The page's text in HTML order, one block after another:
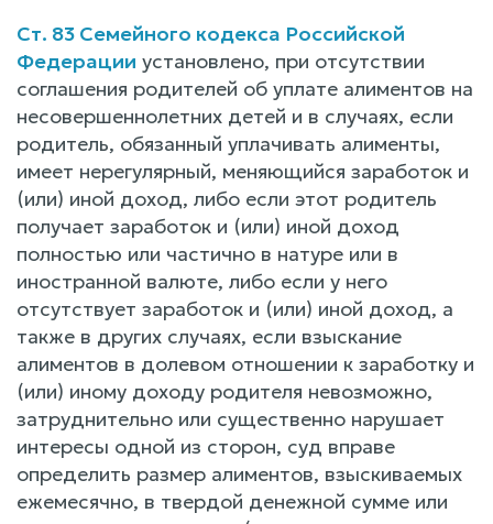
Ст. 83 Семейного кодекса Российской
Федерации установлено, при отсутствии
соглашения родителей об уплате алиментов на
несовершеннолетних детей и в случаях, если
родитель, обязанный уплачивать алименты,
имеет нерегулярный, меняющийся заработок и
(или) иной доход, либо если этот родитель
получает заработок и (или) иной доход
полностью или частично в натуре или в
иностранной валюте, либо если у него
отсутствует заработок и (или) иной доход, а
также в других случаях, если взыскание
алиментов в долевом отношении к заработку и
(или) иному доходу родителя невозможно,
затруднительно или существенно нарушает
интересы одной из сторон, суд вправе
определить размер алиментов, взыскиваемых
ежемесячно, в твердой денежной сумме или